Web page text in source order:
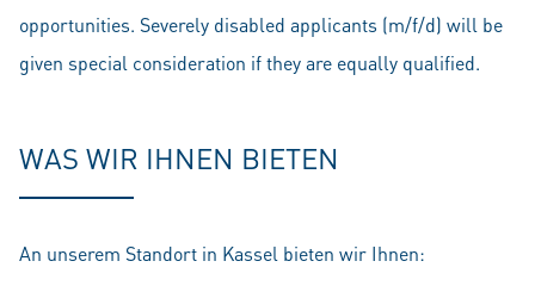
opportunities. Severely disabled applicants (m/f/d) will be
given special consideration if they are equally qualified.
WAS WIR IHNEN BIETEN
An unserem Standort in Kassel bieten wir Ihnen: